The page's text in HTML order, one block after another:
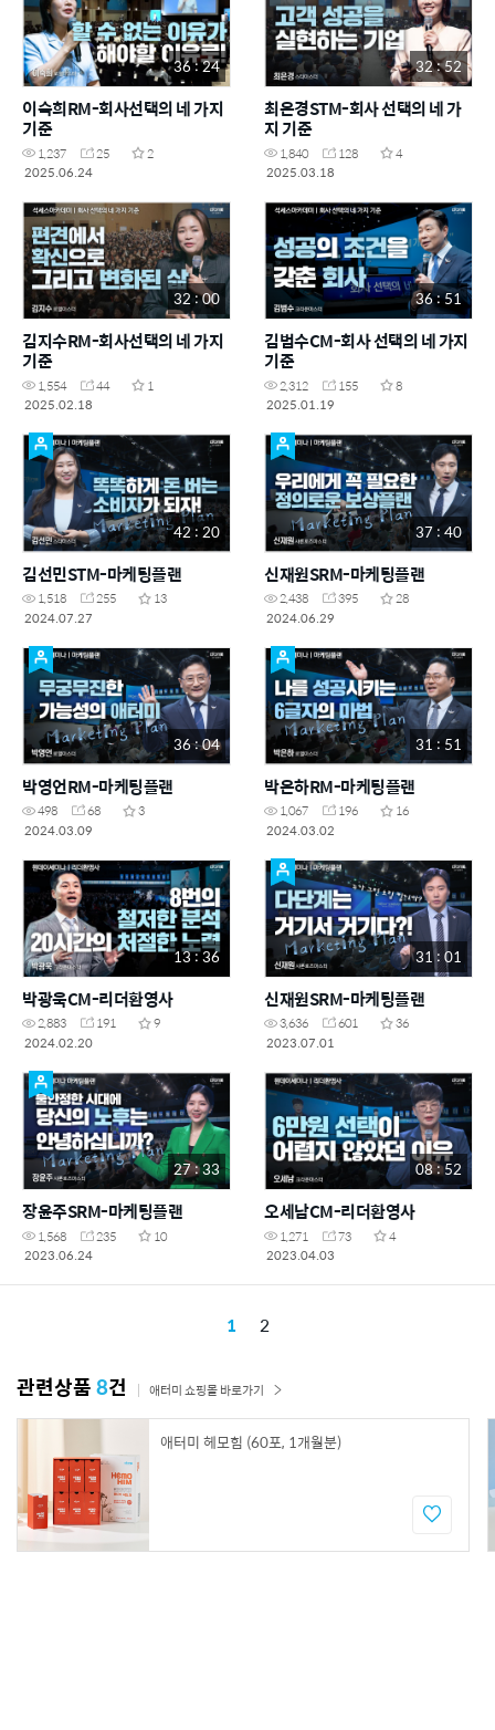
36 : 24
이숙희RM-회사선택의 네 가지
기준
1,237 25
2
2025.06.24
32 : 52
최은경STM-회사 선택의 네 가
지 기준
1,840 128
4
2025.03.18
32 : 00
김지수RM-회사선택의 네 가지
기준
1,554 44
1
2025.02.18
36 : 51
김범수CM-회사 선택의 네 가지
기준
2,312 155
8
2025.01.19
42 : 20
김선민STM-마케팅플랜
1,518 255
13
2024.07.27
37 : 40
신재원SRM-마케팅플랜
2,438 395
28
2024.06.29
36 : 04
박영언RM-마케팅플랜
498 68
3
2024.03.09
31 : 51
박은하RM-마케팅플랜
1,067 196
16
2024.03.02
13 : 36
박광욱CM-리더환영사
2,883 191
9
2024.02.20
31 : 01
신재원SRM-마케팅플랜
3,636 601
36
2023.07.01
27 : 33
장윤주SRM-마케팅플랜
1,568 235
10
2023.06.24
08 : 52
오세남CM-리더환영사
1,271 73
4
2023.04.03
1 2
관련상품8건 애터미 쇼핑몰 바로가기
애터미 헤모힘 (60포, 1개월분)